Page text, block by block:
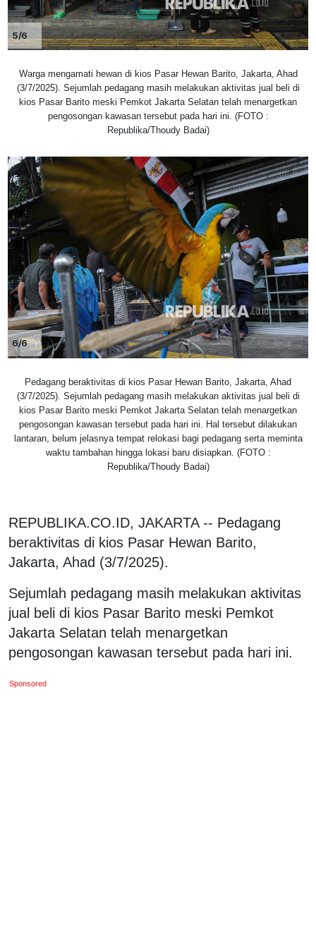
5/6
Warga mengamati hewan di kios Pasar Hewan Barito, Jakarta, Ahad
(3/7/2025). Sejumlah pedagang masih melakukan aktivitas jual beli di
kios Pasar Barito meski Pemkot Jakarta Selatan telah menargetkan
pengosongan kawasan tersebut pada hari ini. (FOTO :
Republika/Thoudy Badai)
6/6
Pedagang beraktivitas di kios Pasar Hewan Barito, Jakarta, Ahad
(3/7/2025). Sejumlah pedagang masih melakukan aktivitas jual beli di
kios Pasar Barito meski Pemkot Jakarta Selatan telah menargetkan
pengosongan kawasan tersebut pada hari ini. Hal tersebut dilakukan
lantaran, belum jelasnya tempat relokasi bagi pedagang serta meminta
waktu tambahan hingga lokasi baru disiapkan. (FOTO :
Republika/Thoudy Badai)
REPUBLIKA.CO.ID, JAKARTA -- Pedagang
beraktivitas di kios Pasar Hewan Barito,
Jakarta, Ahad (3/7/2025).
Sejumlah pedagang masih melakukan aktivitas
jual beli di kios Pasar Barito meski Pemkot
Jakarta Selatan telah menargetkan
pengosongan kawasan tersebut pada hari ini.
Sponsored